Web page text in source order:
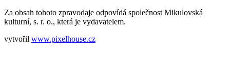
Za obsah tohoto zpravodaje odpovídá společnost Mikulovská
kulturní, s. r. o., která je vydavatelem.
vytvořil www.pixelhouse.cz